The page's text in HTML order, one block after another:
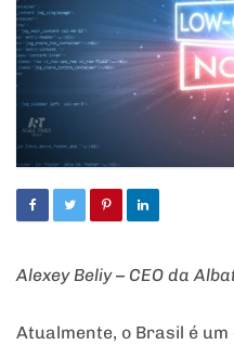
Alexey Beliy – CEO da
Atualmente, o Brasil é